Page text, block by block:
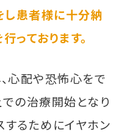
し患者様に十分納
っております。
心配や恐怖心をで
の治療開始となり
するためにイヤホン